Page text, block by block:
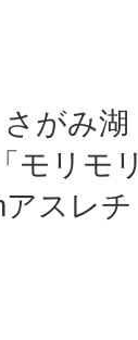
がみ湖
モリモリ
アスレチ